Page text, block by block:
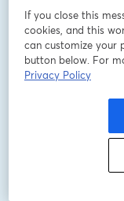
🌐 Gdzie?
Rejestracja na:
https://
produktowe/
📺 Transmisja
🔗 LinkedIn –
🔗 YouTube –
If you close this
cookies, and this
can customize your
button below. For
Privacy Policy